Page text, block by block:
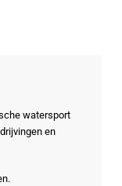
watersport
en